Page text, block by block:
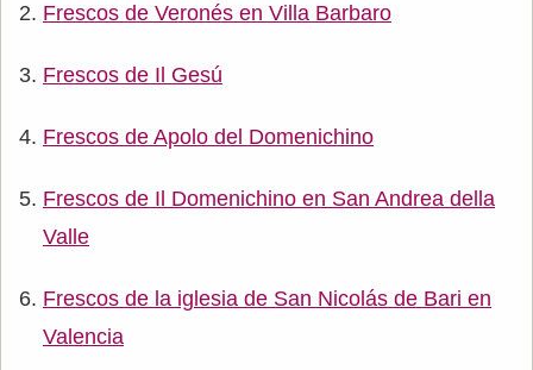
Frescos de Veronés en Villa Barbaro
Frescos de Il Gesú
Frescos de Apolo del Domenichino
Frescos de Il Domenichino en San Andrea della
Valle
Frescos de la iglesia de San Nicolás de Bari en
Valencia